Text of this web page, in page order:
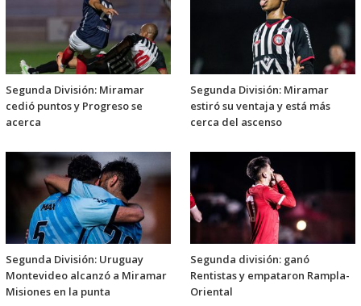
Segunda División: Miramar
cedió puntos y Progreso se
acerca
Segunda División: Miramar
estiró su ventaja y está más
cerca del ascenso
Segunda División: Uruguay
Montevideo alcanzó a Miramar
Misiones en la punta
Segunda división: ganó
Rentistas y empataron Rampla-
Oriental